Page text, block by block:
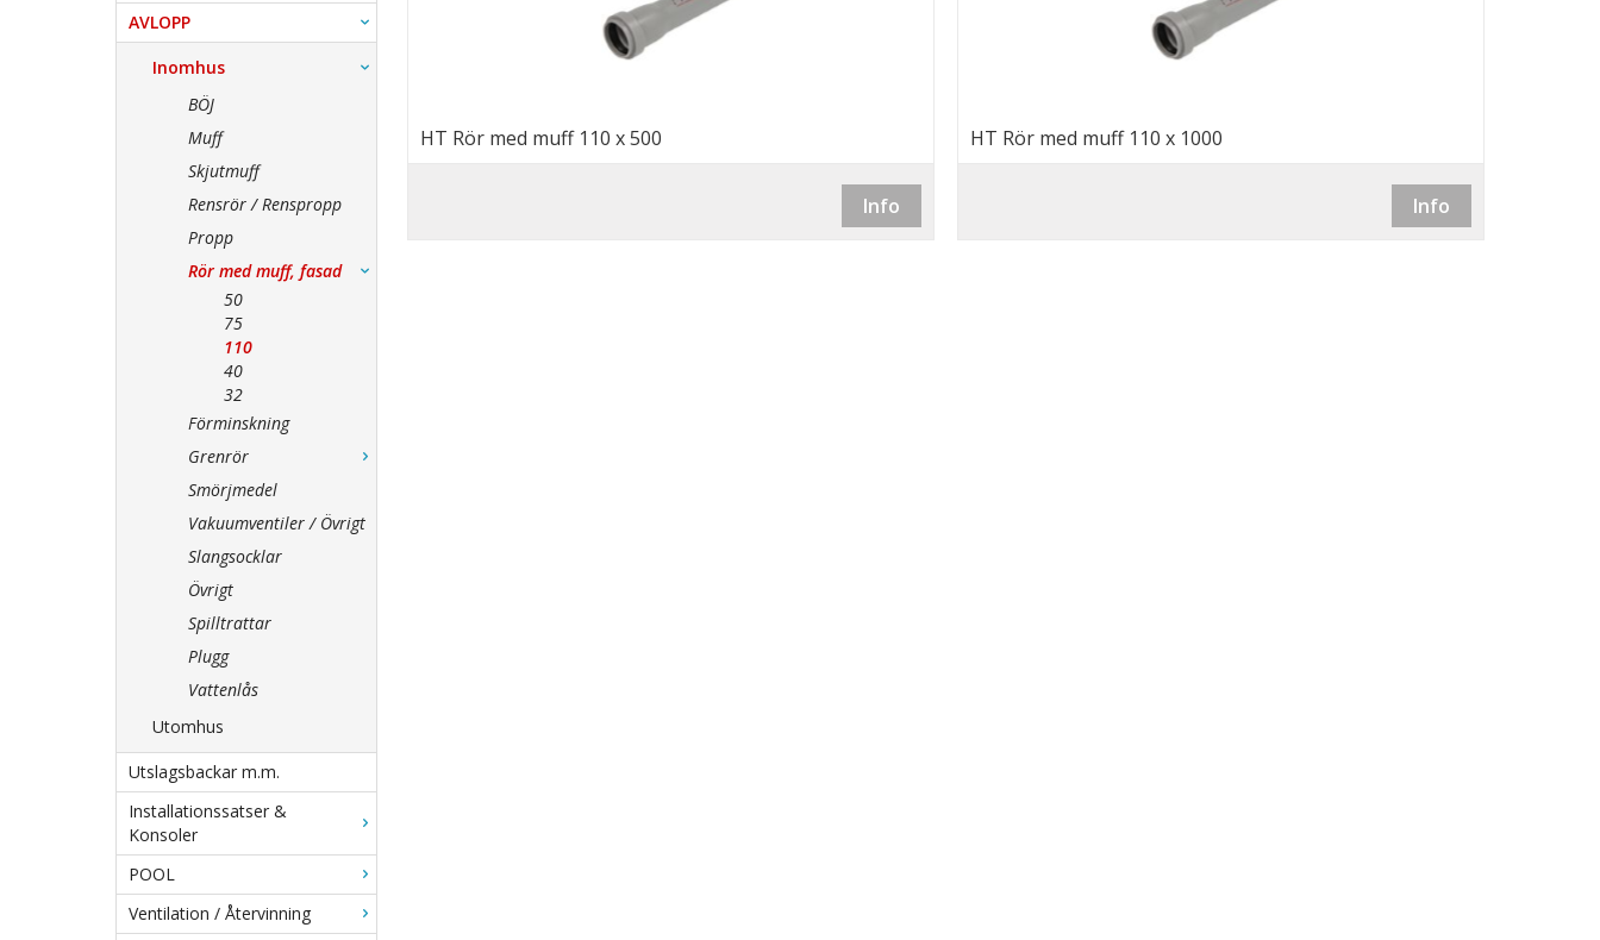
AVLOPP
Inomhus
BÖJ
Muff
Skjutmuff
Rensrör / Renspropp
Propp
Rör med muff, fasad
50
75
110
40
32
Förminskning
Grenrör
Smörjmedel
Vakuumventiler / Övrigt
Slangsocklar
Övrigt
Spilltrattar
Plugg
Vattenlås
Utomhus
Utslagsbackar m.m.
Installationssatser &
Konsoler
POOL
Ventilation / Återvinning
HT Rör med muff 110 x 500
Info
HT Rör med muff 110 x 1000
Info